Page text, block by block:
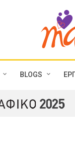
BLOGS